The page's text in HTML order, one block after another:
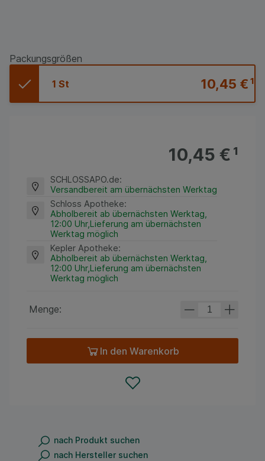
Packungsgrößen
1 St 10,45 €¹
10,45 €¹
SCHLOSSAPO.de:
Versandbereit am übernächsten Werktag
Schloss Apotheke:
Abholbereit ab übernächsten Werktag,
12:00 Uhr,Lieferung am übernächsten
Werktag möglich
Kepler Apotheke:
Abholbereit ab übernächsten Werktag,
12:00 Uhr,Lieferung am übernächsten
Werktag möglich
Menge:
In den Warenkorb
nach Produkt suchen
nach Hersteller suchen